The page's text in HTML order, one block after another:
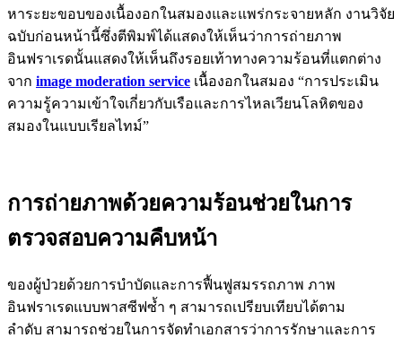
หาระยะขอบของเนื้องอกในสมองและแพร่กระจายหลัก งานวิจัย
ฉบับก่อนหน้านี้ซึ่งตีพิมพ์ได้แสดงให้เห็นว่าการถ่ายภาพ
อินฟราเรดนั้นแสดงให้เห็นถึงรอยเท้าทางความร้อนที่แตกต่าง
จาก image moderation service เนื้องอกในสมอง “การประเมิน
ความรู้ความเข้าใจเกี่ยวกับเรือและการไหลเวียนโลหิตของ
สมองในแบบเรียลไทม์”
การถ่ายภาพด้วยความร้อนช่วยในการ
ตรวจสอบความคืบหน้า
ของผู้ป่วยด้วยการบำบัดและการฟื้นฟูสมรรถภาพ ภาพ
อินฟราเรดแบบพาสซีฟซ้ำ ๆ สามารถเปรียบเทียบได้ตาม
ลำดับ สามารถช่วยในการจัดทำเอกสารว่าการรักษาและการ